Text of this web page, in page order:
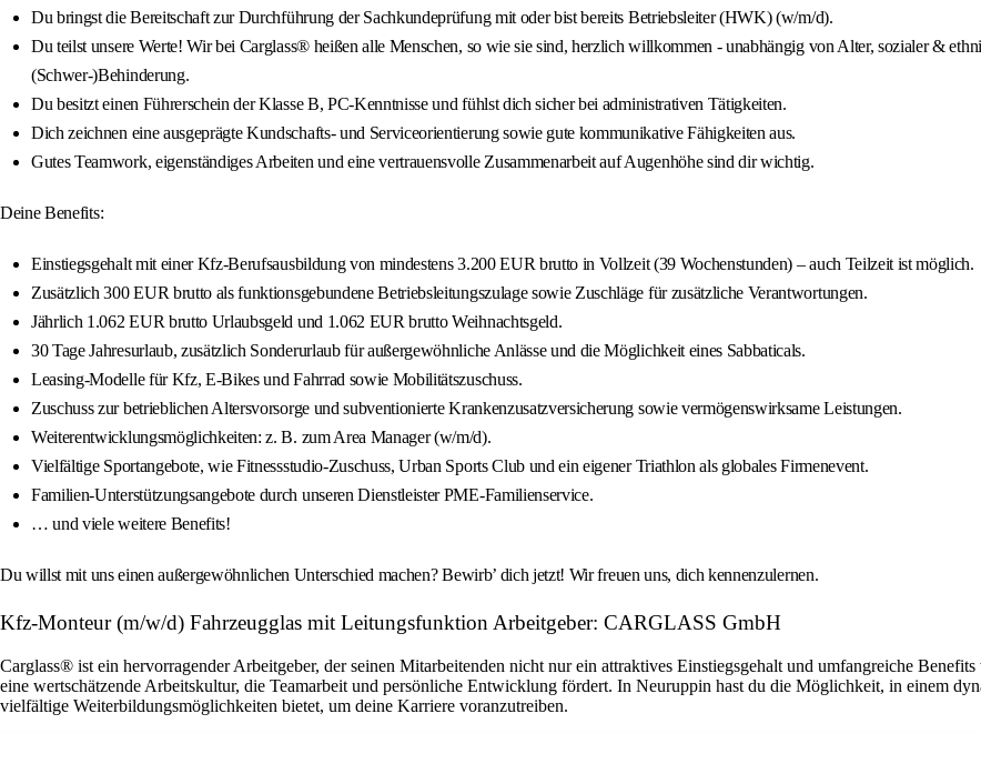
Du bringst die Bereitschaft zur Durchführung der Sachkundeprüfung mit oder bist bereits Betriebsleiter (HWK) (w/m/d).
Du teilst unsere Werte! Wir bei Carglass® heißen alle Menschen, so wie sie sind, herzlich willkommen - unabhängig von Alter, sozialer &
(Schwer-)Behinderung.
Du besitzt einen Führerschein der Klasse B, PC-Kenntnisse und fühlst dich sicher bei administrativen Tätigkeiten.
Dich zeichnen eine ausgeprägte Kundschafts- und Serviceorientierung sowie gute kommunikative Fähigkeiten aus.
Gutes Teamwork, eigenständiges Arbeiten und eine vertrauensvolle Zusammenarbeit auf Augenhöhe sind dir wichtig.
Deine Benefits:
Einstiegsgehalt mit einer Kfz-Berufsausbildung von mindestens 3.200 EUR brutto in Vollzeit (39 Wochenstunden) – auch Teilzeit ist möglich.
Zusätzlich 300 EUR brutto als funktionsgebundene Betriebsleitungszulage sowie Zuschläge für zusätzliche Verantwortungen.
Jährlich 1.062 EUR brutto Urlaubsgeld und 1.062 EUR brutto Weihnachtsgeld.
30 Tage Jahresurlaub, zusätzlich Sonderurlaub für außergewöhnliche Anlässe und die Möglichkeit eines Sabbaticals.
Leasing-Modelle für Kfz, E-Bikes und Fahrrad sowie Mobilitätszuschuss.
Zuschuss zur betrieblichen Altersvorsorge und subventionierte Krankenzusatzversicherung sowie vermögenswirksame Leistungen.
Weiterentwicklungsmöglichkeiten: z. B. zum Area Manager (w/m/d).
Vielfältige Sportangebote, wie Fitnessstudio-Zuschuss, Urban Sports Club und ein eigener Triathlon als globales Firmenevent.
Familien-Unterstützungsangebote durch unseren Dienstleister PME-Familienservice.
… und viele weitere Benefits!
Du willst mit uns einen außergewöhnlichen Unterschied machen? Bewirb’ dich jetzt! Wir freuen uns, dich kennenzulernen.
Kfz-Monteur (m/w/d) Fahrzeugglas mit Leitungsfunktion Arbeitgeber: CARGLASS GmbH
Carglass® ist ein hervorragender Arbeitgeber, der seinen Mitarbeitenden nicht nur ein attraktives Einstiegsgehalt und umfangreiche
eine wertschätzende Arbeitskultur, die Teamarbeit und persönliche Entwicklung fördert. In Neuruppin hast du die Möglichkeit, in einem
vielfältige Weiterbildungsmöglichkeiten bietet, um deine Karriere voranzutreiben.